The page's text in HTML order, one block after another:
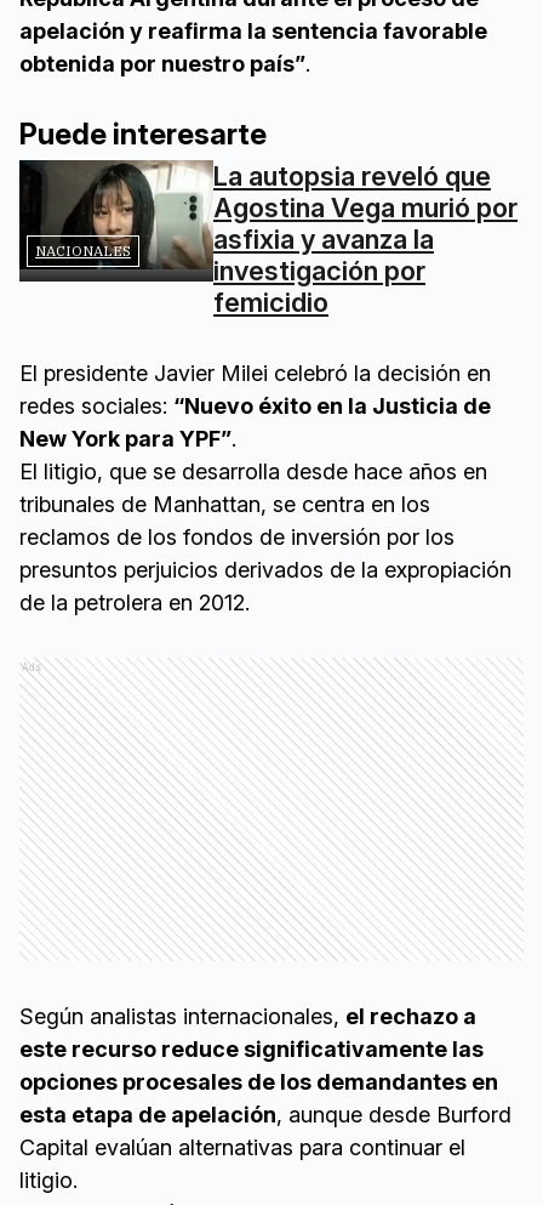
apelación y reafirma la sentencia favorable
obtenida por nuestro país”.
Puede interesarte
NACIONALES
La autopsia reveló que
Agostina Vega murió por
asfixia y avanza la
investigación por
femicidio
El presidente Javier Milei celebró la decisión en
redes sociales: “Nuevo éxito en la Justicia de
New York para YPF”.
El litigio, que se desarrolla desde hace años en
tribunales de Manhattan, se centra en los
reclamos de los fondos de inversión por los
presuntos perjuicios derivados de la expropiación
de la petrolera en 2012.
Ads
Según analistas internacionales, el rechazo a
este recurso reduce significativamente las
opciones procesales de los demandantes en
esta etapa de apelación, aunque desde Burford
Capital evalúan alternativas para continuar el
litigio.